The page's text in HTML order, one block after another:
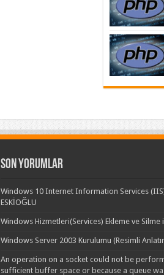
Son yorumlar
Windows 10 Internet Information Services
ESKİOĞLU
Windows Hizmetleri(Services) Ekleme ve Silme
Windows Server 2003 Kurulumu (Resimli
An operation on a socket could not be
sufficient buffer space or because a queue